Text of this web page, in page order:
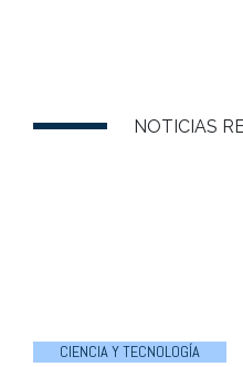
NOTICIAS
CIENCIA Y TECNOLOGÍA